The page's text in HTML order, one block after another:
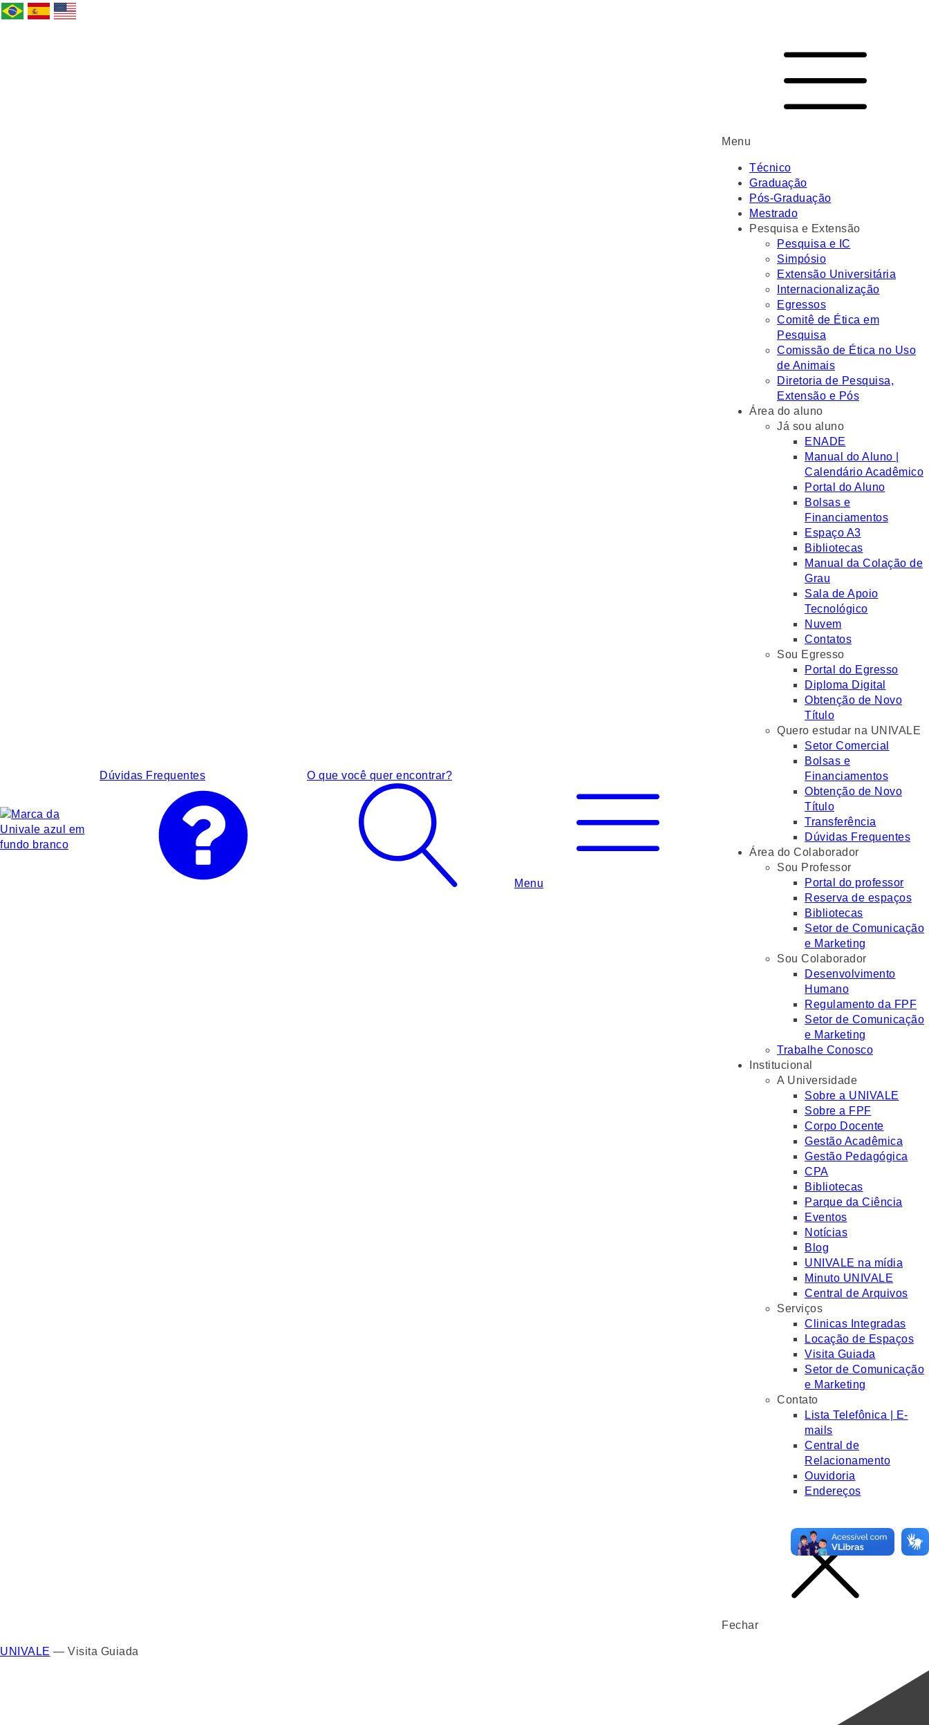
Dúvidas Frequentes O que você quer encontrar?
Menu
Menu
Técnico
Graduação
Pós-Graduação
Mestrado
Pesquisa e Extensão
Pesquisa e IC
Simpósio
Extensão Universitária
Internacionalização
Egressos
Comitê de Ética em
Pesquisa
Comissão de Ética no Uso
de Animais
Diretoria de Pesquisa,
Extensão e Pós
Área do aluno
Já sou aluno
ENADE
Manual do Aluno |
Calendário Acadêmico
Portal do Aluno
Bolsas e
Financiamentos
Espaço A3
Bibliotecas
Manual da Colação de
Grau
Sala de Apoio
Tecnológico
Nuvem
Contatos
Sou Egresso
Portal do Egresso
Diploma Digital
Obtenção de Novo
Título
Quero estudar na UNIVALE
Setor Comercial
Bolsas e
Financiamentos
Obtenção de Novo
Título
Transferência
Dúvidas Frequentes
Área do Colaborador
Sou Professor
Portal do professor
Reserva de espaços
Bibliotecas
Setor de Comunicação
e Marketing
Sou Colaborador
Desenvolvimento
Humano
Regulamento da FPF
Setor de Comunicação
e Marketing
Trabalhe Conosco
Institucional
A Universidade
Sobre a UNIVALE
Sobre a FPF
Corpo Docente
Gestão Acadêmica
Gestão Pedagógica
CPA
Bibliotecas
Parque da Ciência
Eventos
Notícias
Blog
UNIVALE na mídia
Minuto UNIVALE
Central de Arquivos
Serviços
Clinicas Integradas
Locação de Espaços
Visita Guiada
Setor de Comunicação
e Marketing
Contato
Lista Telefônica | E-
mails
Central de
Relacionamento
Ouvidoria
Endereços
Fechar
UNIVALE — Visita Guiada